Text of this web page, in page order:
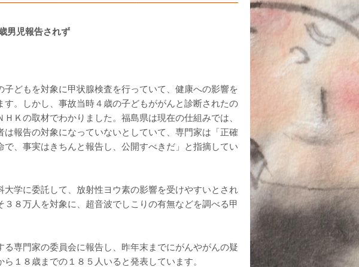
男児報告されず
どもを対象に甲状腺検査を行っていて、健康への影響を
。しかし、事故当時４歳の子どもががんと診断されたの
Ｋの取材でわかりました。福島県は現在の仕組みでは、
報告の対象になっていないとしていて、専門家は「正確
、事実はきちんと報告し、公開すべきだ」と指摘してい
大学に委託して、放射性ヨウ素の影響を受けやすいとされ
８万人を対象に、超音波でしこりの有無などを調べる甲
専門家の委員会に報告し、昨年末までにがんやがんの疑
１８歳までの１８５人いると発表しています。